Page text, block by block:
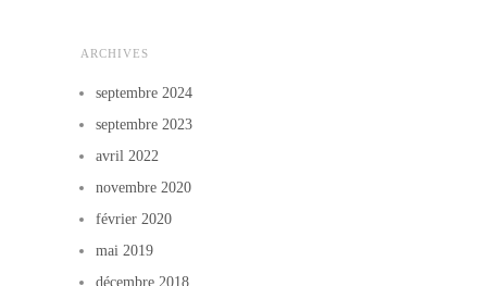
ARCHIVES
septembre 2024
septembre 2023
avril 2022
novembre 2020
février 2020
mai 2019
décembre 2018